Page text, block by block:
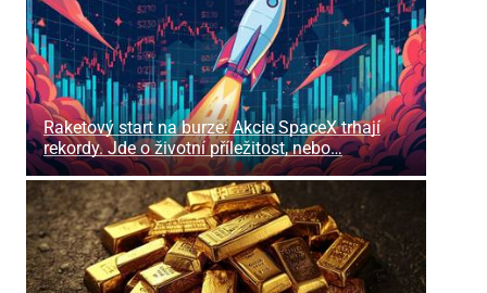
Raketový start na burze: Akcie SpaceX trhají
rekordy. Jde o životní příležitost, nebo…